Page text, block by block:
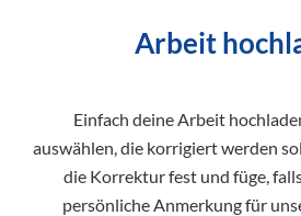
Arbeit
Einfach deine Arbeit
auswählen, die korrigiert werden
die Korrektur fest und füge,
persönliche Anmerkung für